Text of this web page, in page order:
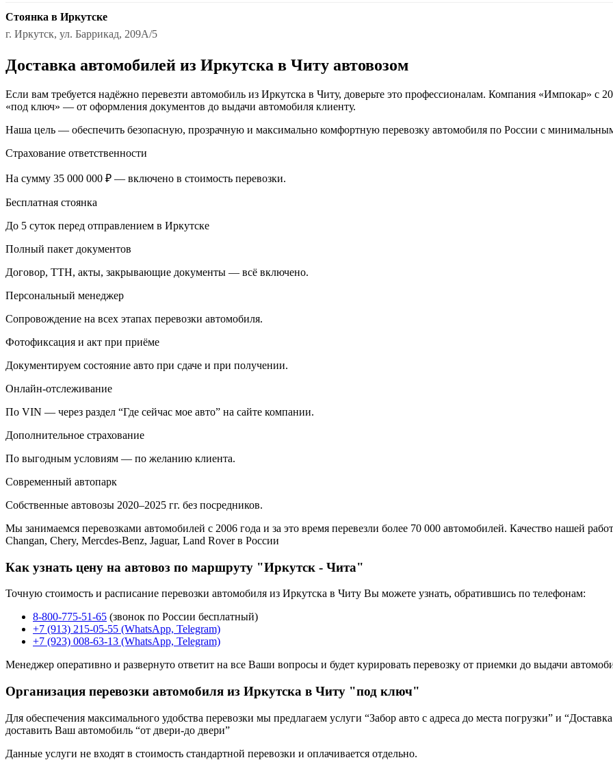
Стоянка в Иркутске
г. Иркутск, ул. Баррикад, 209А/5
Доставка автомобилей из Иркутска в Читу автовозом
Если вам требуется надёжно перевезти автомобиль из Иркутска в Читу, доверьте это профессионалам. Компания «Импокар» с
«под ключ» — от оформления документов до выдачи автомобиля клиенту.
Наша цель — обеспечить безопасную, прозрачную и максимально комфортную перевозку автомобиля по России с
Страхование ответственности
На сумму 35 000 000 ₽ — включено в стоимость перевозки.
Бесплатная стоянка
До 5 суток перед отправлением в Иркутске
Полный пакет документов
Договор, ТТН, акты, закрывающие документы — всё включено.
Персональный менеджер
Сопровождение на всех этапах перевозки автомобиля.
Фотофиксация и акт при приёме
Документируем состояние авто при сдаче и при получении.
Онлайн-отслеживание
По VIN — через раздел “Где сейчас мое авто” на сайте компании.
Дополнительное страхование
По выгодным условиям — по желанию клиента.
Современный автопарк
Собственные автовозы 2020–2025 гг. без посредников.
Мы занимаемся перевозками автомобилей с 2006 года и за это время перевезли более 70 000 автомобилей. Качество нашей
Changan, Chery, Mercdes-Benz, Jaguar, Land Rover в России
Как узнать цену на автовоз по маршруту "Иркутск - Чита"
Точную стоимость и расписание перевозки автомобиля из Иркутска в Читу Вы можете узнать, обратившись по телефонам:
8-800-775-51-65 (звонок по России бесплатный)
+7 (913) 215-05-55 (WhatsApp, Telegram)
+7 (923) 008-63-13 (WhatsApp, Telegram)
Менеджер оперативно и развернуто ответит на все Ваши вопросы и будет курировать перевозку от приемки до выдачи
Организация перевозки автомобиля из Иркутска в Читу "под ключ"
Для обеспечения максимального удобства перевозки мы предлагаем услуги “Забор авто с адреса до места погрузки” и
доставить Ваш автомобиль “от двери-до двери”
Данные услуги не входят в стоимость стандартной перевозки и оплачивается отдельно.